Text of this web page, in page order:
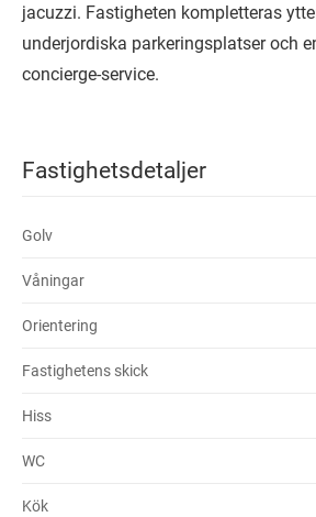
jacuzzi. Fastigheten kompletteras
underjordiska parkeringsplatser och
concierge-service.
Fastighetsdetaljer
Golv
Våningar
Orientering
Fastighetens skick
Hiss
WC
Kök